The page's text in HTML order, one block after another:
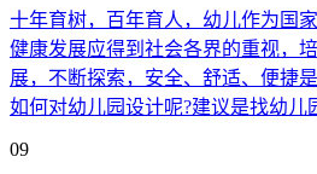
十年育树，百年育人，幼儿作为国
健康发展应得到社会各界的重视，
展，不断探索，安全、舒适、便捷
如何对幼儿园设计呢?建议是找幼儿
09